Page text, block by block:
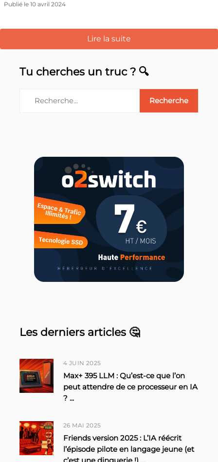
Publié le 10 avril 2024
Lire la suite
Tu cherches un truc ? 🔍
Les derniers articles 🤔
4 JUIN 2025
Max+ 395 LLM : Qu’est-ce que l’on
peut attendre de ce processeur en IA
? ...
26 MAI 2025
Friends version 2025 : L’IA réécrit
l’épisode pilote en langage jeune (et